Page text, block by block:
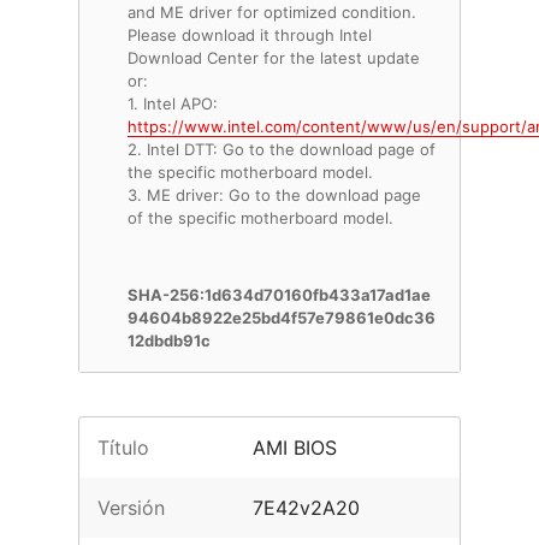
and ME driver for optimized condition.
Please download it through Intel
Download Center for the latest update
or:
1. Intel APO:
https://www.intel.com/content/www/us/en/support/
2. Intel DTT: Go to the download page of
the specific motherboard model.
3. ME driver: Go to the download page
of the specific motherboard model.
SHA-256:1d634d70160fb433a17ad1ae
94604b8922e25bd4f57e79861e0dc36
12dbdb91c
Título AMI BIOS
Versión 7E42v2A20